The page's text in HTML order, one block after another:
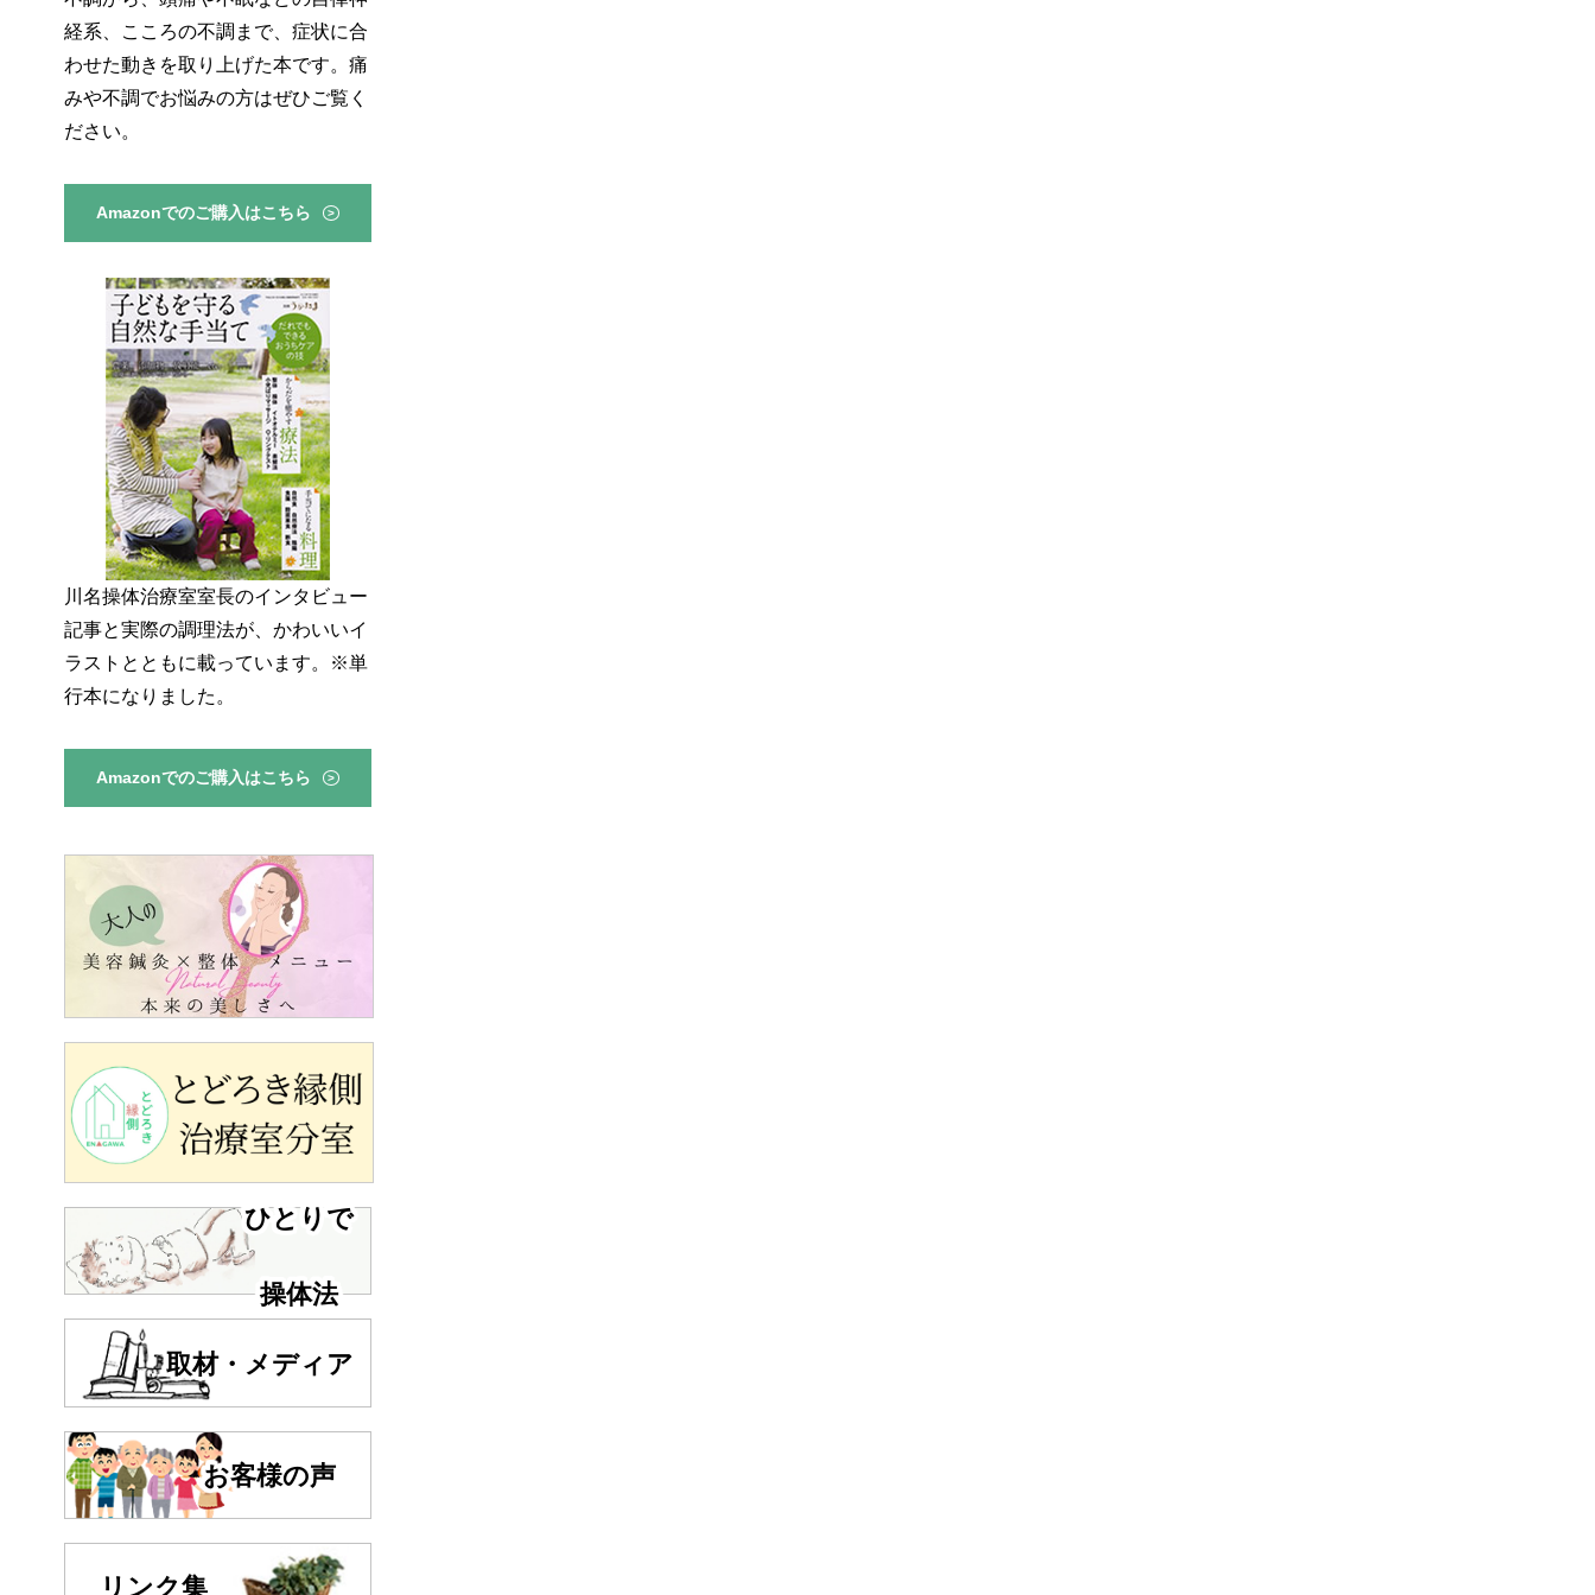
経系、こころの不調まで、症状に合
わせた動きを取り上げた本です。痛
みや不調でお悩みの方はぜひご覧く
ださい。
Amazonでのご購入はこちら >
川名操体治療室室長のインタビュー
記事と実際の調理法が、かわいいイ
ラストとともに載っています。※単
行本になりました。
Amazonでのご購入はこちら >
ひとりで
操体法
取材・メディア
お客様の声
リンク集